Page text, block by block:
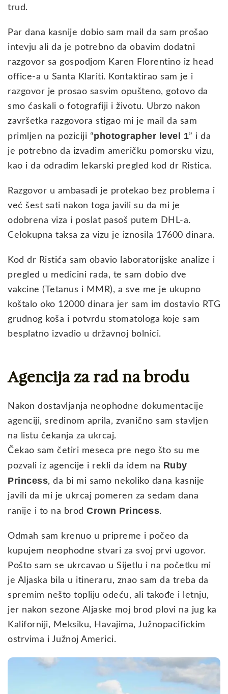
trud.
Par dana kasnije dobio sam mail da sam prošao
intevju ali da je potrebno da obavim dodatni
razgovor sa gospodjom Karen Florentino iz head
office-a u Santa Klariti. Kontaktirao sam je i
razgovor je prosao sasvim opušteno, gotovo da
smo ćaskali o fotografiji i životu. Ubrzo nakon
završetka razgovora stigao mi je mail da sam
primljen na poziciji “photographer level 1” i da
je potrebno da izvadim američku pomorsku vizu,
kao i da odradim lekarski pregled kod dr Ristica.
Razgovor u ambasadi je protekao bez problema i
već šest sati nakon toga javili su da mi je
odobrena viza i poslat pasoš putem DHL-a.
Celokupna taksa za vizu je iznosila 17600 dinara.
Kod dr Ristića sam obavio laboratorijske analize i
pregled u medicini rada, te sam dobio dve
vakcine (Tetanus i MMR), a sve me je ukupno
koštalo oko 12000 dinara jer sam im dostavio RTG
grudnog koša i potvrdu stomatologa koje sam
besplatno izvadio u državnoj bolnici.
Agencija za rad na brodu
Nakon dostavljanja neophodne dokumentacije
agenciji, sredinom aprila, zvanično sam stavljen
na listu čekanja za ukrcaj.
Čekao sam četiri meseca pre nego što su me
pozvali iz agencije i rekli da idem na Ruby
Princess, da bi mi samo nekoliko dana kasnije
javili da mi je ukrcaj pomeren za sedam dana
ranije i to na brod Crown Princess.
Odmah sam krenuo u pripreme i počeo da
kupujem neophodne stvari za svoj prvi ugovor.
Pošto sam se ukrcavao u Sijetlu i na početku mi
je Aljaska bila u itineraru, znao sam da treba da
spremim nešto topliju odeću, ali takođe i letnju,
jer nakon sezone Aljaske moj brod plovi na jug ka
Kaliforniji, Meksiku, Havajima, Južnopacifickim
ostrvima i Južnoj Americi.